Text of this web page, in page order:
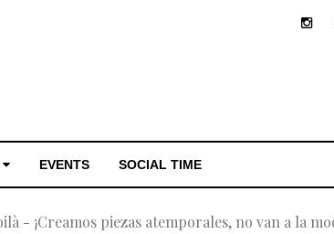
EVENTS SOCIAL TIME
- ¡Creamos piezas atemporales, no van a la